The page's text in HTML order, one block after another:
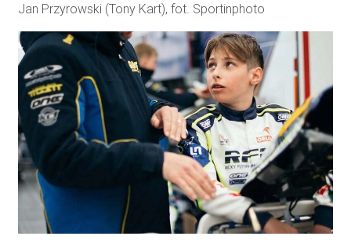
Jan Przyrowski (Tony Kart), fot. Sportinphoto